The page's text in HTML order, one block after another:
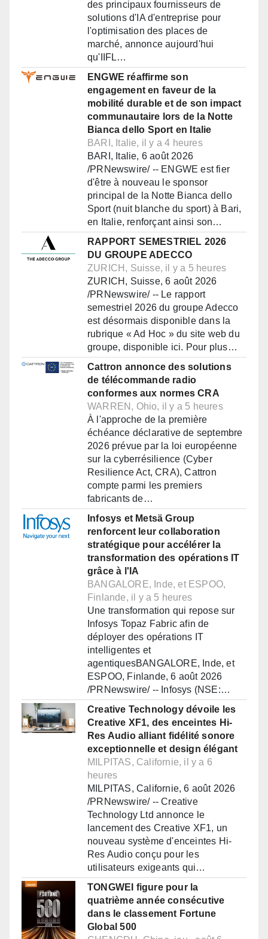
des principaux fournisseurs de
solutions d'IA d'entreprise pour
l'optimisation des places de
marché, annonce aujourd'hui
qu'IIFL…
ENGWE réaffirme son
engagement en faveur de la
mobilité durable et de son impact
communautaire lors de la Notte
Bianca dello Sport en Italie
BARI, Italie, il y a 4 heures
BARI, Italie, 6 août 2026
/PRNewswire/ -- ENGWE est fier
d'être à nouveau le sponsor
principal de la Notte Bianca dello
Sport (nuit blanche du sport) à Bari,
en Italie, renforçant ainsi son…
RAPPORT SEMESTRIEL 2026
DU GROUPE ADECCO
ZURICH, Suisse, il y a 5 heures
ZURICH, Suisse, 6 août 2026
/PRNewswire/ -- Le rapport
semestriel 2026 du groupe Adecco
est désormais disponible dans la
rubrique « Ad Hoc » du site web du
groupe, disponible ici. Pour plus…
Cattron annonce des solutions
de télécommande radio
conformes aux normes CRA
WARREN, Ohio, il y a 5 heures
À l'approche de la première
échéance déclarative de septembre
2026 prévue par la loi européenne
sur la cyberrésilience (Cyber
Resilience Act, CRA), Cattron
compte parmi les premiers
fabricants de…
Infosys et Metsä Group
renforcent leur collaboration
stratégique pour accélérer la
transformation des opérations IT
grâce à l'IA
BANGALORE, Inde, et ESPOO,
Finlande, il y a 5 heures
Une transformation qui repose sur
Infosys Topaz Fabric afin de
déployer des opérations IT
intelligentes et
agentiquesBANGALORE, Inde, et
ESPOO, Finlande, 6 août 2026
/PRNewswire/ -- Infosys (NSE:…
Creative Technology dévoile les
Creative XF1, des enceintes Hi-
Res Audio alliant fidélité sonore
exceptionnelle et design élégant
MILPITAS, Californie, il y a 6
heures
MILPITAS, Californie, 6 août 2026
/PRNewswire/ -- Creative
Technology Ltd annonce le
lancement des Creative XF1, un
nouveau système d'enceintes Hi-
Res Audio conçu pour les
utilisateurs exigeants qui…
TONGWEI figure pour la
quatrième année consécutive
dans le classement Fortune
Global 500